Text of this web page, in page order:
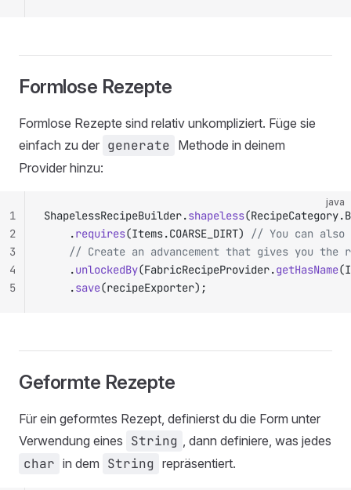
Formlose Rezepte
Formlose Rezepte sind relativ unkompliziert. Füge sie
einfach zu der generate Methode in deinem
Provider hinzu:
java
ShapelessRecipeBuilder.shapeless
		.
requires(Items.COARSE_DIRT) // You can
// Create an advancement that gives you the
		.
unlockedBy(FabricRecipeProvider.getHasName
		.
save(recipeExporter);
1
2
3
4
5
Geformte Rezepte
Für ein geformtes Rezept, definierst du die Form unter
Verwendung eines String , dann definiere, was jedes
char in dem String repräsentiert.